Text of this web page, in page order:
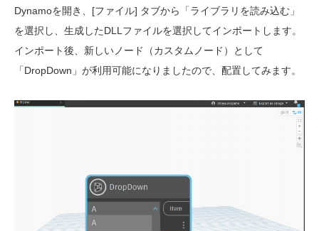
Dynamoを開き、[ファイル] タブから「ライブラリを読み込む」
を選択し、生成したDLLファイルを選択してインポートします。
インポート後、新しいノード（カスタムノード）として
「DropDown」が利用可能になりましたので、配置してみます。